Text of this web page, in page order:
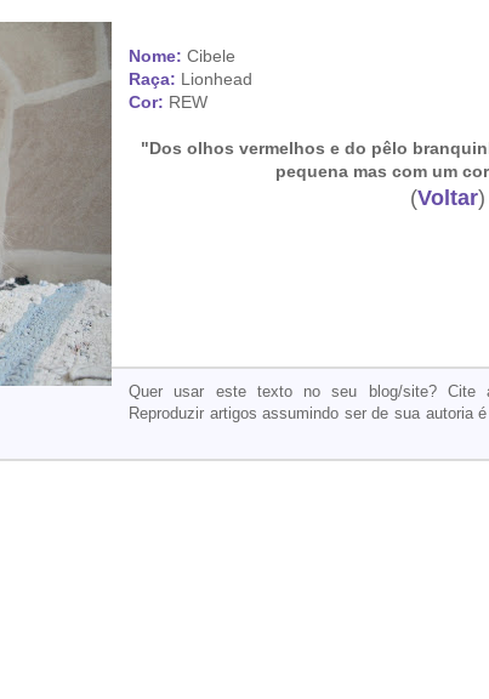
Nome: Cibele
Raça: Lionhead
Cor: REW
"Dos olhos vermelhos e do pêlo
pequena mas com um
(Voltar)
Quer usar este texto no seu blog/site?
Reproduzir artigos assumindo ser de sua autoria